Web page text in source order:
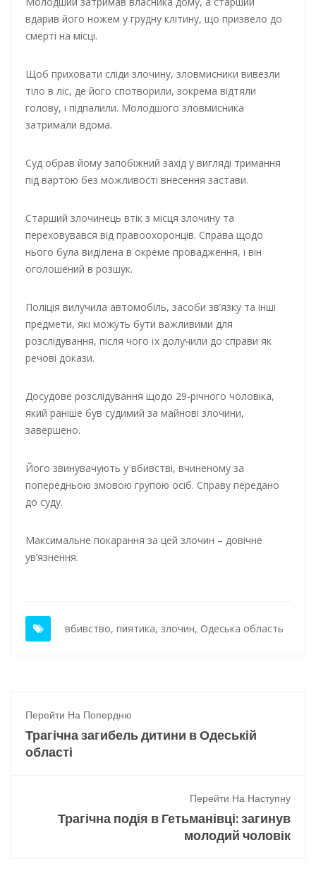
вдарив його ножем у грудну клітину, що призвело до
смерті на місці.
Щоб приховати сліди злочину, зловмисники вивезли
тіло в ліс, де його спотворили, зокрема відтяли
голову, і підпалили. Молодшого зловмисника
затримали вдома.
Суд обрав йому запобіжний захід у вигляді тримання
під вартою без можливості внесення застави.
Старший злочинець втік з місця злочину та
переховувався від правоохоронців. Справа щодо
нього була виділена в окреме провадження, і він
оголошений в розшук.
Поліція вилучила автомобіль, засоби зв’язку та інші
предмети, які можуть бути важливими для
розслідування, після чого їх долучили до справи як
речові докази.
Досудове розслідування щодо 29-річного чоловіка,
який раніше був судимий за майнові злочини,
завершено.
Його звинувачують у вбивстві, вчиненому за
попередньою змовою групою осіб. Справу передано
до суду.
Максимальне покарання за цей злочин – довічне
ув’язнення.
вбивство, пиятика, злочин, Одеська область
Перейти На Попердню
Трагічна загибель дитини в Одеській
області
Перейти На Наступну
Трагічна подія в Гетьманівці: загинув
молодий чоловік